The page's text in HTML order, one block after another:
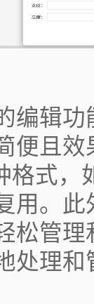
编辑
便且
格式，
用。
松管
处理